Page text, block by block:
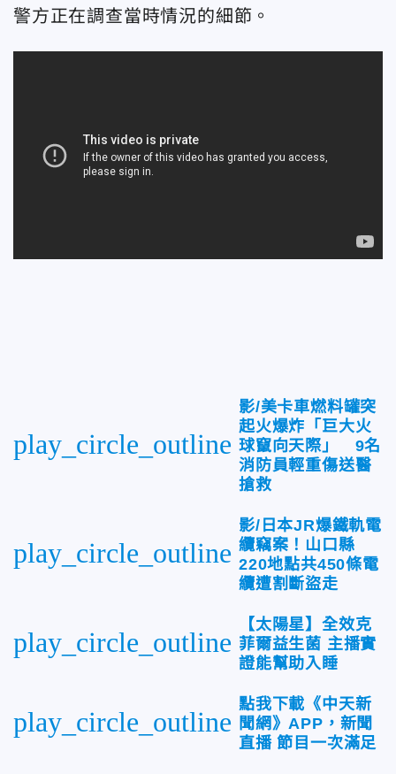
警方正在調查當時情況的細節。
play_circle_outline
影/美卡車燃料罐突
起火爆炸「巨大火
球竄向天際」 9名
消防員輕重傷送醫
搶救
play_circle_outline
影/日本JR爆鐵軌電
纜竊案！山口縣
220地點共450條電
纜遭割斷盜走
play_circle_outline
【太陽星】全效克
菲爾益生菌 主播實
證能幫助入睡
play_circle_outline
點我下載《中天新
聞網》APP，新聞
直播 節目一次滿足